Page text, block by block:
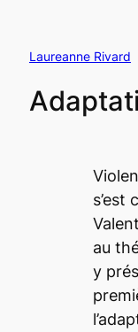
Laureanne Rivard
s’est
au
y